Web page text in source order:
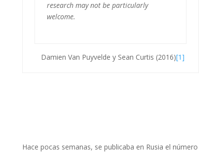
research may not be particularly
welcome.
Damien Van Puyvelde y Sean Curtis (2016)[1]
Hace pocas semanas, se publicaba en Rusia el número